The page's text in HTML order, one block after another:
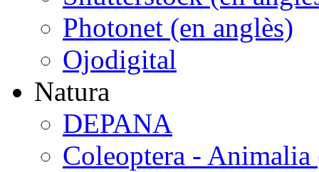
Photonet (en anglès)
Ojodigital
Natura
DEPANA
Coleoptera - Animalia